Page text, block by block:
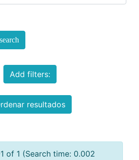
Add filters:
resultados
of 1 (Search time: 0.002